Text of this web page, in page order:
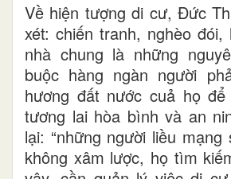
Về hiện tượng di cư, Đức
xét: chiến tranh, nghèo đói,
nhà chung là những
buộc hàng ngàn người
hương đất nước cuả họ
tương lai hòa bình và an
lại: “những người liều mạng
không xâm lược, họ tìm